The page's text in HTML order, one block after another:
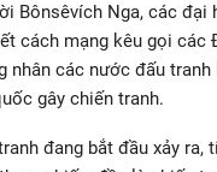
Bônsêvích Nga, các đại
cách mạng kêu gọi các
nhân các nước đấu
gây chiến tranh.
đang bắt đầu xảy ra,